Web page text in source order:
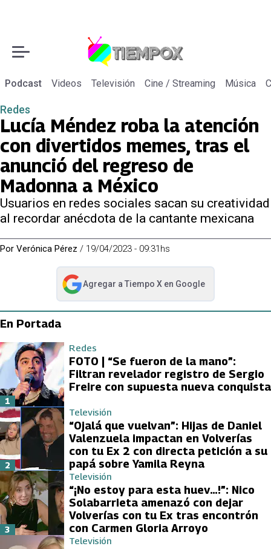
Podcast Videos Televisión Cine / Streaming Música
Redes
Lucía Méndez roba la atención
con divertidos memes, tras el
anunció del regreso de
Madonna a México
Usuarios en redes sociales sacan su creatividad
al recordar anécdota de la cantante mexicana
Por Verónica Pérez / 19/04/2023 - 09:31hs
Agregar a Tiempo Xen Google
abre en nueva pestaña
En Portada
Redes
FOTO | “Se fueron de la mano”:
Filtran revelador registro de Sergio
Freire con supuesta nueva conquista
1
Televisión
“Ojalá que vuelvan”: Hijas de Daniel
Valenzuela impactan en Volverías
con tu Ex 2 con directa petición a su
papá sobre Yamila Reyna
2
Televisión
“¡No estoy para esta huev…!”: Nico
Solabarrieta amenazó con dejar
Volverías con tu Ex tras encontrón
con Carmen Gloria Arroyo
3
Televisión